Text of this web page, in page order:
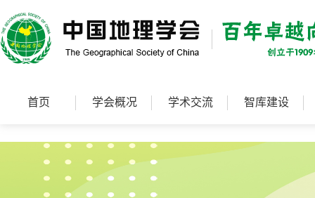
首页 学会概况 学术交流 智库建设
冰川冻土 干旱区地理 寒旱区科学